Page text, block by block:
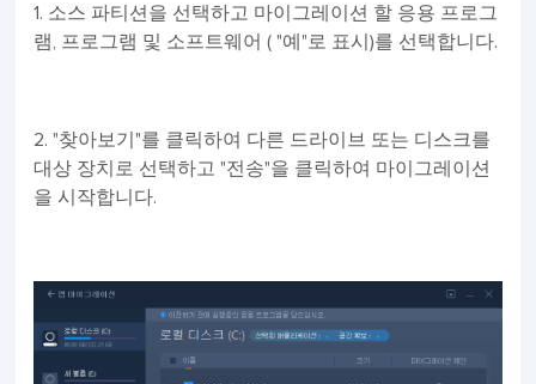
1. 소스 파티션을 선택하고 마이그레이션 할 응용 프로그
램, 프로그램 및 소프트웨어 ( "예"로 표시)를 선택합니다.
2. "찾아보기"를 클릭하여 다른 드라이브 또는 디스크를
대상 장치로 선택하고 "전송"을 클릭하여 마이그레이션
을 시작합니다.